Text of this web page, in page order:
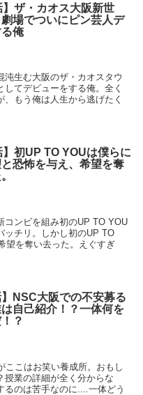
】ザ・カオス大阪新世
場でついにピン芸人デ
俺
生む大阪のザ・カオスタウ
てデビューをする俺。全く
もう俺は人生から逃げたく
】初UP TO YOUは僕らに
恐怖を与え、希望を奪
コンビを組み初のUP TO YOU
ッチリ。しかし初のUP TO
望を奪い去った。えぐすぎ
】NSC大阪での不安募る
自己紹介！？一体何を
？
ここはお笑い養成所。おもし
授業の詳細が全く分からな
るのは苦手なのに....一体どう